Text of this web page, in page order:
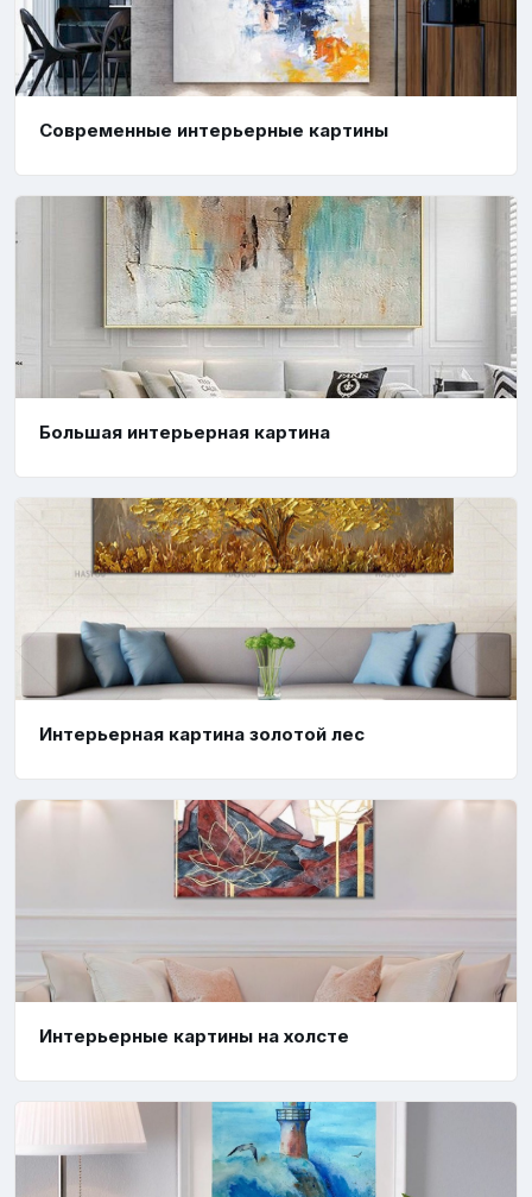
Современные интерьерные картины
Большая интерьерная картина
Интерьерная картина золотой лес
Интерьерные картины на холсте